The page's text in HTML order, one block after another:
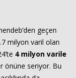
geçen
milyon varil olan
4 milyon varile
önüne seriyor. Bu